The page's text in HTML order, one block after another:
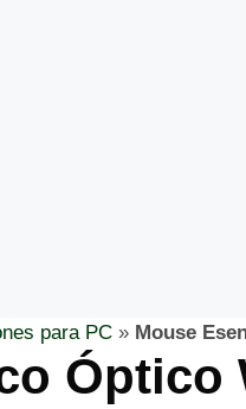
para PC » Mouse
Óptico